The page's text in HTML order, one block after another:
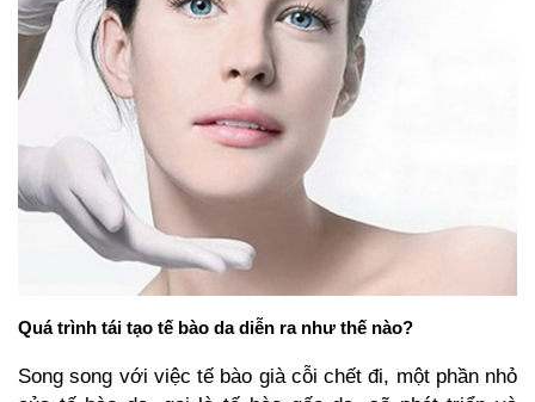
Quá trình tái tạo tế bào da diễn ra như thế nào?
Song song với việc tế bào già cỗi chết đi, một phần nhỏ